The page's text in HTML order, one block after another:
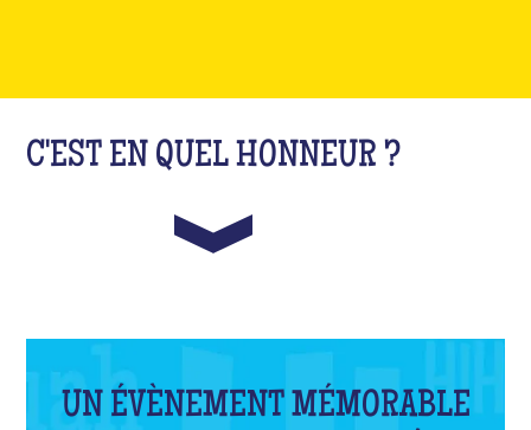
C'EST EN QUEL HONNEUR ?
UN ÉVÈNEMENT MÉMORABLE